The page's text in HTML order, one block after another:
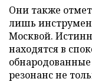
Они также
лишь
Москвой.
находятся в
резонанс не